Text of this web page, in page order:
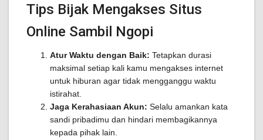
Tips Bijak Mengakses Situs
Online Sambil Ngopi
Atur Waktu dengan Baik: Tetapkan durasi
maksimal setiap kali kamu mengakses internet
untuk hiburan agar tidak mengganggu waktu
istirahat.
Jaga Kerahasiaan Akun: Selalu amankan kata
sandi pribadimu dan hindari membagikannya
kepada pihak lain.